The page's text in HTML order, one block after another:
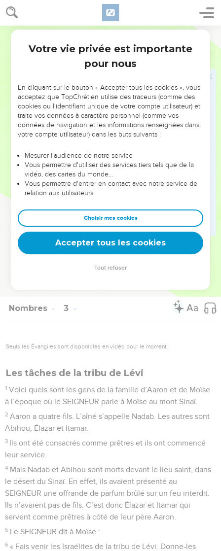
Nombres 2
25 « Au nord, il y aura le groupe d’armées rassemblé autour
de l’étendard de Dan. Les hommes capables de servir dans
les noms de ces chefs : – tribu de Dan : Ahiézer, fils
d’Ammichaddaï, avec 62 700 hommes – tribu d’Asser :
Paguiel, fils d’Okran, avec 41 500 hommes – tribu de Neftali :
Ahira, fils d’Énan, avec 53 400 hommes.
Le camp de Dan comptera donc 157 600 hommes pour les
trois armées. Ils partiront les derniers. Tous partiront, groupés
autour de leurs étendards. »
Le total des Israélites qu’on a comptés par familles, et par
armées, est de 603 550.
Les lévites n’ont pas été comptés en même temps que les
autres Israélites. C’est ce que le SEIGNEUR a commandé à
Les Israélites font exactement ce que le SEIGNEUR a
commandé à Moïse. Ils campent près de leurs étendards, et
ils partent par clans et par familles.
© Société biblique française – Bibli’O, 2000, avec autorisation. Pour vous procurer
Nombres 3
Seuls les Évangiles sont disponibles en vidéo pour le moment.
Les tâches de la tribu de Lévi
1 Voici quels sont les gens de la famille d’Aaron et de Moïse
à l’époque où le SEIGNEUR parle à Moïse au mont Sinaï.
2 Aaron a quatre fils. L’aîné s’appelle Nadab. Les autres sont
Abihou, Élazar et Itamar.
3 Ils ont été consacrés comme prêtres et ils ont commencé
leur service.
4 Mais Nadab et Abihou sont morts devant le lieu saint, dans
le désert du Sinaï. En effet, ils avaient présenté au
SEIGNEUR une offrande de parfum brûlé sur un feu interdit.
Ils n’avaient pas de fils. C’est donc Élazar et Itamar qui
servent comme prêtres à côté de leur père Aaron.
5 Le SEIGNEUR dit à Moïse :
6 « Fais venir les Israélites de la tribu de Lévi. Donne-les
Votre vie privée est importante
pour nous
En cliquant sur le bouton « Accepter tous les cookies », vous
acceptez que TopChrétien utilise des traceurs (comme des
cookies ou l'identifiant unique de votre compte utilisateur) et
traite vos données à caractère personnel (comme vos
données de navigation et les informations renseignées dans
votre compte utilisateur) dans les buts suivants :
Mesurer l'audience de notre service
Vous permettre d'utiliser des services tiers tels que de la
vidéo, des cartes du monde…
Vous permettre d'entrer en contact avec notre service de
relation aux utilisateurs.
Choisir mes cookies
Accepter tous les cookies
Tout refuser